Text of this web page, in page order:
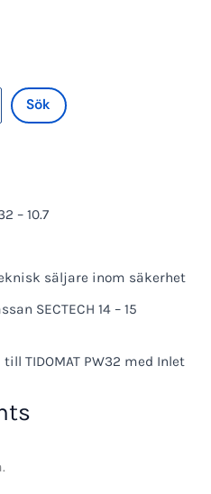
Sök
– 10.7
säljare inom säkerhet
SECTECH 14 – 15
TIDOMAT PW32 med Inlet